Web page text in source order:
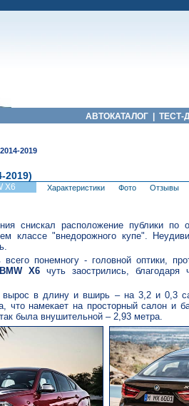
АВТОКАТАЛОГ ТЕСТ-
2014-2019
2019)
X6 Характеристики Фото Отзывы
снискал расположение публики
классе "внедорожного купе".
понемногу - головной оптики,
BMW X6 чуть заострились,
вырос в длину и вширь – на 3,2 и 0,3
что намекает на просторный салон и
была внушительной – 2,93 метра.